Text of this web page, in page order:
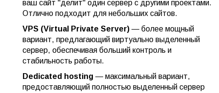
ваш сайт "делит" один сервер с другими проектами.
Отлично подходит для небольших сайтов.
VPS (Virtual Private Server) — более мощный
вариант, предлагающий виртуально выделенный
сервер, обеспечивая больший контроль и
стабильность работы.
Dedicated hosting — максимальный вариант,
предоставляющий полностью выделенный сервер